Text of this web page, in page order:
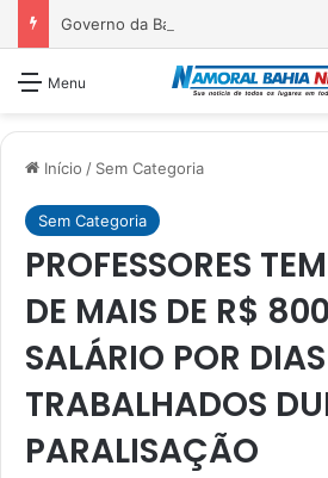
Menu
Início / Sem Categoria
Sem Categoria
PROFESSORES
DE MAIS DE R$
SALÁRIO POR
TRABALHADOS
PARALISAÇÃO